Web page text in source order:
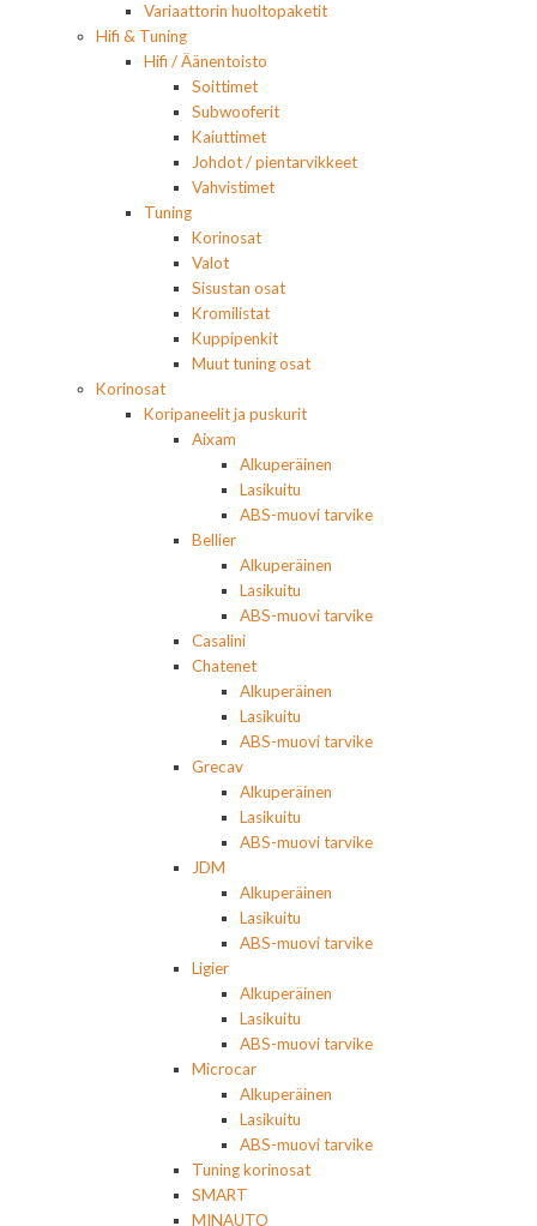
Variaattorin huoltopaketit
Hifi & Tuning
Hifi / Äänentoisto
Soittimet
Subwooferit
Kaiuttimet
Johdot / pientarvikkeet
Vahvistimet
Tuning
Korinosat
Valot
Sisustan osat
Kromilistat
Kuppipenkit
Muut tuning osat
Korinosat
Koripaneelit ja puskurit
Aixam
Alkuperäinen
Lasikuitu
ABS-muovi tarvike
Bellier
Alkuperäinen
Lasikuitu
ABS-muovi tarvike
Casalini
Chatenet
Alkuperäinen
Lasikuitu
ABS-muovi tarvike
Grecav
Alkuperäinen
Lasikuitu
ABS-muovi tarvike
JDM
Alkuperäinen
Lasikuitu
ABS-muovi tarvike
Ligier
Alkuperäinen
Lasikuitu
ABS-muovi tarvike
Microcar
Alkuperäinen
Lasikuitu
ABS-muovi tarvike
Tuning korinosat
SMART
MINAUTO